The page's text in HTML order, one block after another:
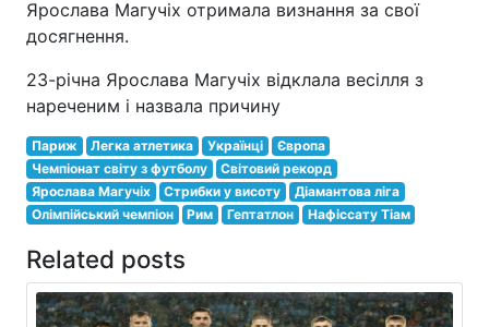
Ярослава Магучіх отримала визнання за свої
досягнення.
23-річна Ярослава Магучіх відклала весілля з
нареченим і назвала причину
Париж Легка атлетика Українці
Європа
Чемпіонат світу з футболу
Світовий рекорд
Ярослава Магучіх
Стрибки у висоту
Діамантова ліга
Олімпійський чемпіон
Рим Гептатлон Нафіссату Тіам
Related posts